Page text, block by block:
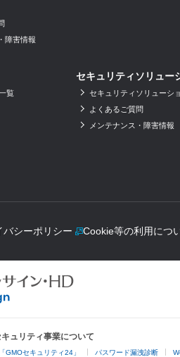
障害情報
覧
セキュリティソリュー
セキュリティソリューシ
よくあるご質問
メンテナンス・障害情報
バシーポリシー Cookie等の利用につ
ュリティ事業について
GMOセキュリティ24」 パスワード漏洩診断